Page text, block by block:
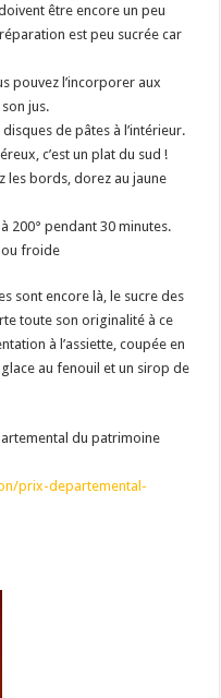
être encore un peu
est peu sucrée car
pouvez l’incorporer aux
jus.
de pâtes à l’intérieur.
c’est un plat du sud !
les bords, dorez au jaune
200° pendant 30 minutes.
ou froide
sont encore là, le sucre des
toute son originalité à ce
à l’assiette, coupée en
au fenouil et un sirop de
du patrimoine
prix-departemental-